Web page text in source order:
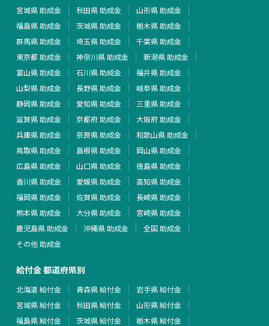
宮城県 助成金
秋田県 助成金
山形県 助成金
福島県 助成金
茨城県 助成金
栃木県 助成金
群馬県 助成金
埼玉県 助成金
千葉県 助成金
東京都 助成金
神奈川県 助成金
新潟県 助成金
富山県 助成金
石川県 助成金
福井県 助成金
山梨県 助成金
長野県 助成金
岐阜県 助成金
静岡県 助成金
愛知県 助成金
三重県 助成金
滋賀県 助成金
京都府 助成金
大阪府 助成金
兵庫県 助成金
奈良県 助成金
和歌山県 助成金
鳥取県 助成金
島根県 助成金
岡山県 助成金
広島県 助成金
山口県 助成金
徳島県 助成金
香川県 助成金
愛媛県 助成金
高知県 助成金
福岡県 助成金
佐賀県 助成金
長崎県 助成金
熊本県 助成金
大分県 助成金
宮崎県 助成金
鹿児島県 助成金
沖縄県 助成金
全国 助成金
その他 助成金
給付金 都道府県別
北海道 給付金 青森県 給付金
岩手県 給付金
宮城県 給付金
秋田県 給付金
山形県 給付金
福島県 給付金
茨城県 給付金
栃木県 給付金